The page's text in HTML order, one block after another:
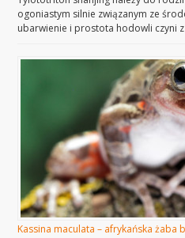
ogoniastym silnie związanym ze
ubarwienie i prostota hodowli czyni
Kassina maculata – afrykańska żaba